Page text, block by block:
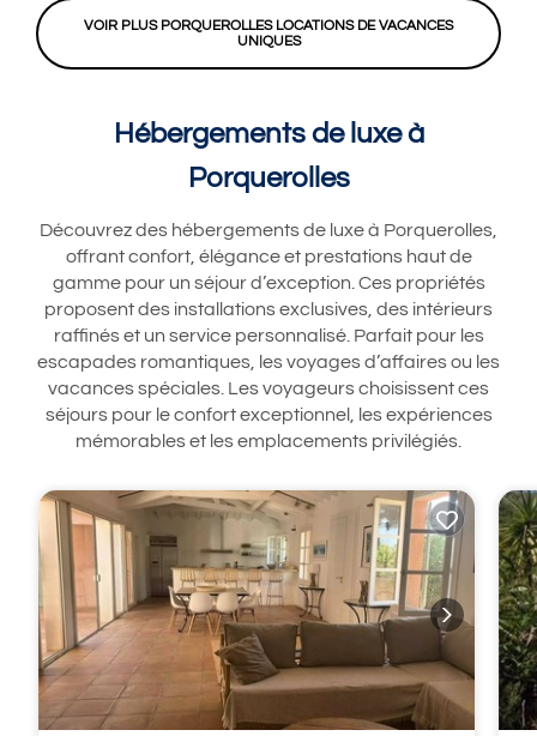
VOIR PLUS PORQUEROLLES LOCATIONS DE VACANCES
UNIQUES
Hébergements de luxe à
Porquerolles
Découvrez des hébergements de luxe à Porquerolles,
offrant confort, élégance et prestations haut de
gamme pour un séjour d’exception. Ces propriétés
proposent des installations exclusives, des intérieurs
raffinés et un service personnalisé. Parfait pour les
escapades romantiques, les voyages d’affaires ou les
vacances spéciales. Les voyageurs choisissent ces
séjours pour le confort exceptionnel, les expériences
mémorables et les emplacements privilégiés.